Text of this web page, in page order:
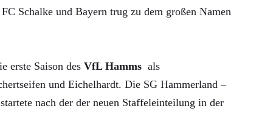
Schalke und Bayern trug zu dem großen Namen
erste Saison des VfL Hamms als
und Eichelhardt. Die SG Hammerland –
nach der der neuen Staffeleinteilung in der